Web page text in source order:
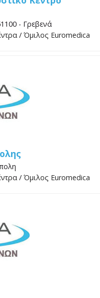
- Γρεβενά
/ Όμιλος Euromedica
/ Όμιλος Euromedica